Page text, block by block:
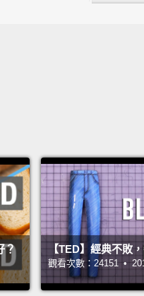
物入侵食物並靠裡面的養
病，像是李斯特菌和肉毒
物變成難聞、黏糊糊又長
是酵素或自由基在食物分
肪臭酸還會讓農產品變褐色
以防止這兩種腐敗現象發
？ 【TED】經典不敗
觀看次數：24151 •